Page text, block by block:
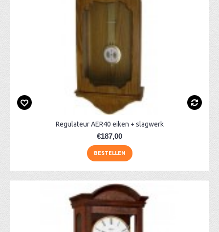
Regulateur AER40 eiken + slagwerk
€187,00
BESTELLEN